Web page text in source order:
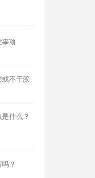
项
不干胶
什么？
？